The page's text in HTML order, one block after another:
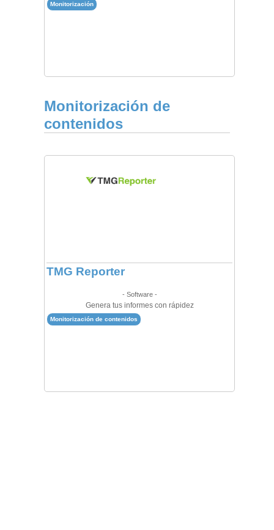
Monitorización
Monitorización de
contenidos
TMG Reporter
- Software -
Genera tus informes con rápidez
Monitorización de contenidos